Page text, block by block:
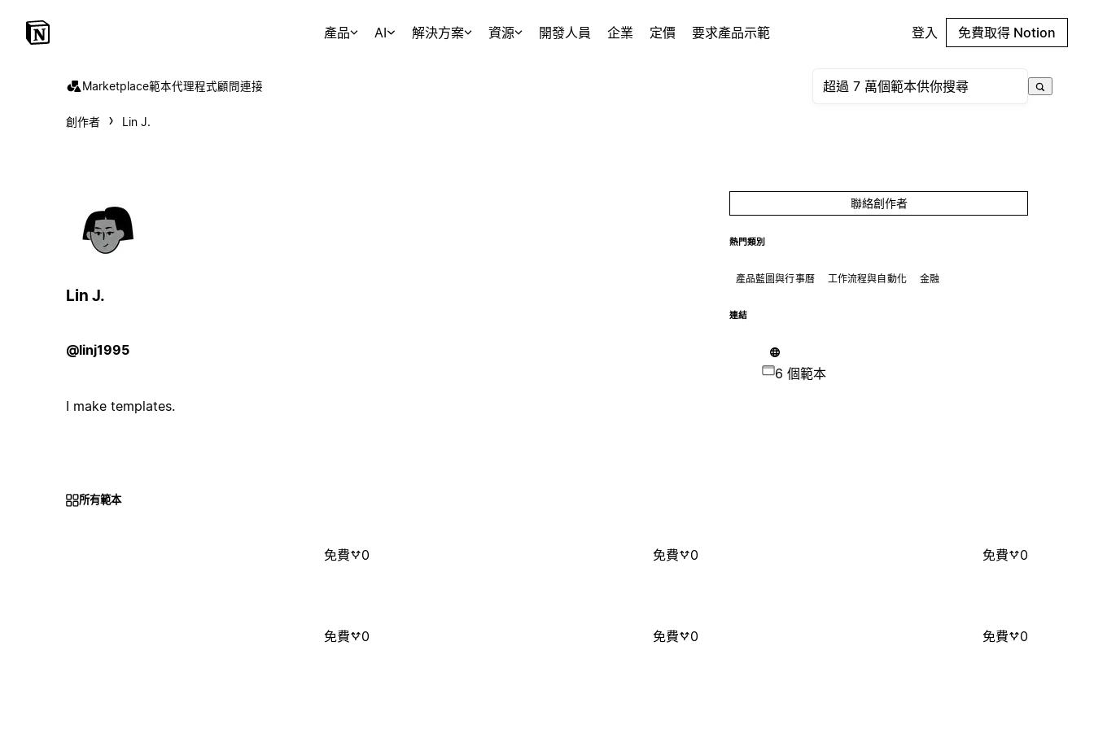
產品 AI 解決方案 資源 開發人員 企業 定價 要求產品示範 登入 免費取得 Notion
Marketplace範本代理程式顧問連接
創作者 Lin J.
Lin J.
@linj1995
I make templates.
聯絡創作者
熱門類別
產品藍圖與行事曆 工作流程與自動化 金融
連結
6 個範本
所有範本
免費 0 免費 0 免費 0
免費 0 免費 0 免費 0